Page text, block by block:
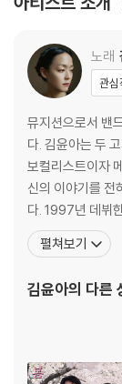
노래
관심
뮤지션으로서 밴
다. 김윤아는 두
보컬리스트이자
신의 이야기를 전
다. 1997년 데뷔
윤아는 그렇게 각기
는 창작력과 표현
모를 수 없다. 손
펼쳐보기
김윤아의 다른